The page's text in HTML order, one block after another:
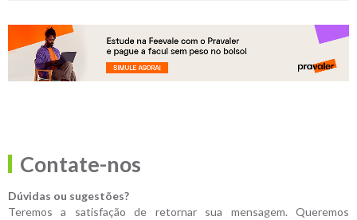
Contate-nos
Dúvidas ou sugestões?
Teremos a satisfação de retornar sua mensagem. Queremos